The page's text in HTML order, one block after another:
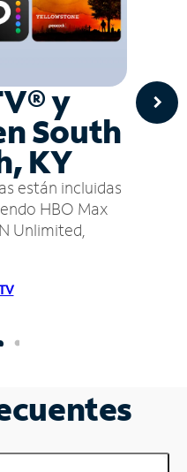
y
South
KY
están incluidas
HBO Max
Unlimited,